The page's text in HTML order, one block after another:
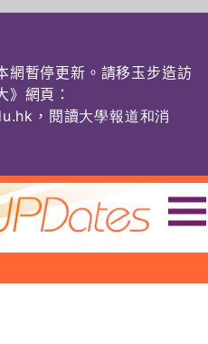
網暫停更新。請移玉步造訪
》網頁：
，閱讀大學報道和消